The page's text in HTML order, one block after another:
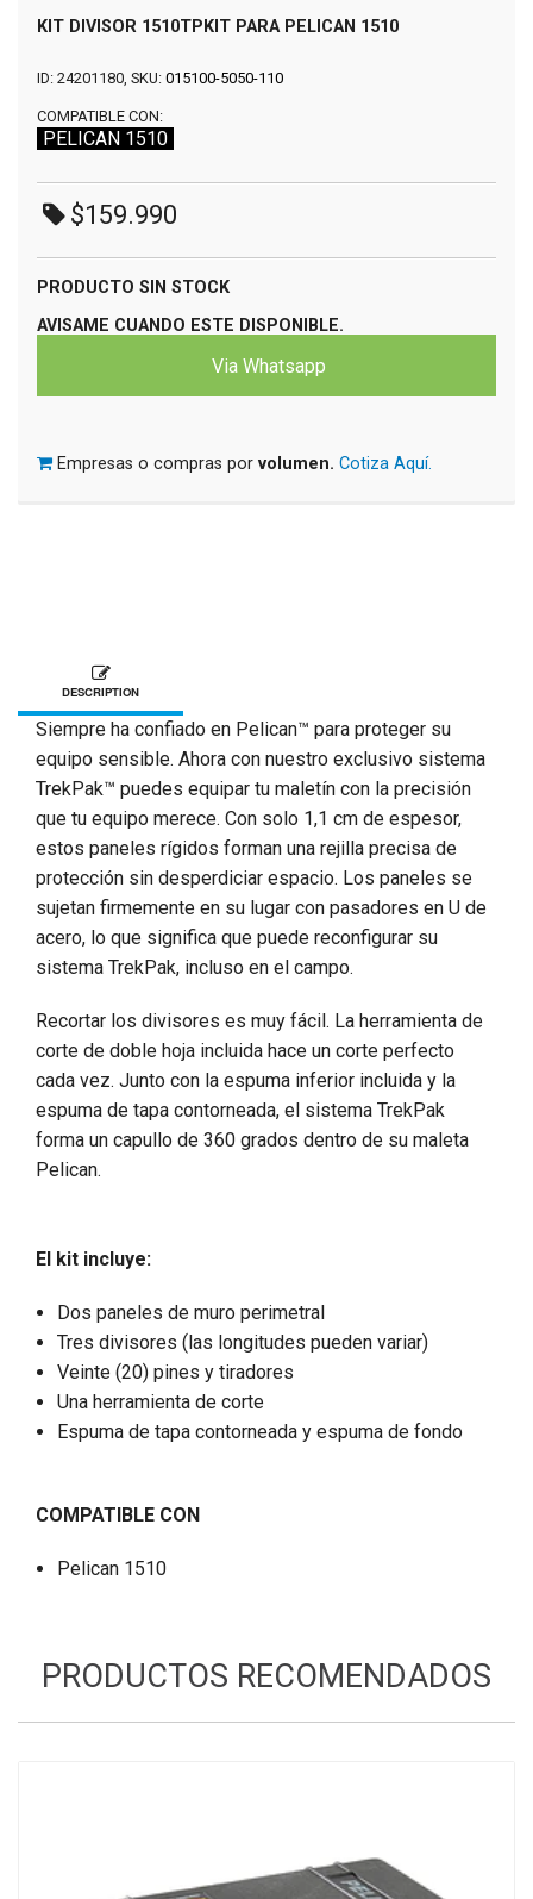
KIT DIVISOR 1510TPKIT PARA PELICAN 1510
ID: 24201180, SKU: 015100-5050-110
COMPATIBLE CON:
PELICAN 1510
$159.990
PRODUCTO SIN STOCK
AVISAME CUANDO ESTE DISPONIBLE.
Via Whatsapp
Empresas o compras por volumen. Cotiza Aquí.
DESCRIPTION
Siempre ha confiado en Pelican™ para proteger su
equipo sensible. Ahora con nuestro exclusivo sistema
TrekPak™ puedes equipar tu maletín con la precisión
que tu equipo merece. Con solo 1,1 cm de espesor,
estos paneles rígidos forman una rejilla precisa de
protección sin desperdiciar espacio. Los paneles se
sujetan firmemente en su lugar con pasadores en U de
acero, lo que significa que puede reconfigurar su
sistema TrekPak, incluso en el campo.
Recortar los divisores es muy fácil. La herramienta de
corte de doble hoja incluida hace un corte perfecto
cada vez. Junto con la espuma inferior incluida y la
espuma de tapa contorneada, el sistema TrekPak
forma un capullo de 360 grados dentro de su maleta
Pelican.
El kit incluye:
Dos paneles de muro perimetral
Tres divisores (las longitudes pueden variar)
Veinte (20) pines y tiradores
Una herramienta de corte
Espuma de tapa contorneada y espuma de fondo
COMPATIBLE CON
Pelican 1510
PRODUCTOS RECOMENDADOS